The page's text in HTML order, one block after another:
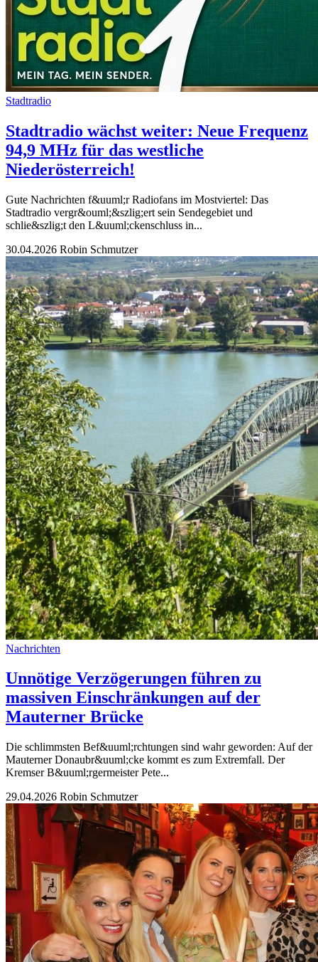
Stadtradio
Stadtradio wächst weiter: Neue Frequenz
94,9 MHz für das westliche
Niederösterreich!
Gute Nachrichten f&uuml;r Radiofans im Mostviertel: Das
Stadtradio vergr&ouml;&szlig;ert sein Sendegebiet und
schlie&szlig;t den L&uuml;ckenschluss in...
30.04.2026 Robin Schmutzer
Nachrichten
Unnötige Verzögerungen führen zu
massiven Einschränkungen auf der
Mauterner Brücke
Die schlimmsten Bef&uuml;rchtungen sind wahr geworden: Auf der
Mauterner Donaubr&uuml;cke kommt es zum Extremfall. Der
Kremser B&uuml;rgermeister Pete...
29.04.2026 Robin Schmutzer